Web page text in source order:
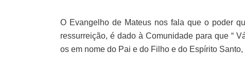
O Evangelho de Mateus nos fala que o poder
ressurreição, é dado à Comunidade para que “
os em nome do Pai e do Filho e do Espírito